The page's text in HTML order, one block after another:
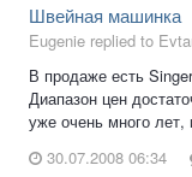
Швейная машинка
Eugenie replied to
В продаже есть
Диапазон цен
уже очень много лет,
30.07.2008 06:34